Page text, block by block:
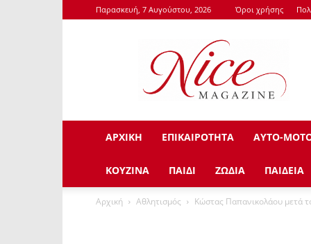
Παρασκευή, 7 Αυγούστου, 2026 Όροι χρήσης
NiceMagazine.Gr
ΑΡΧΙΚΗ ΕΠΙΚΑΙΡΟΤΗΤΑ ΑΥΤΟ-
ΚΟΥΖΙΝΑ ΠΑΙΔΙ ΖΩΔΙΑ ΠΑΙΔΕΙΑ
Αρχική Αθλητισμός Κώστας Παπανικολάου μετά